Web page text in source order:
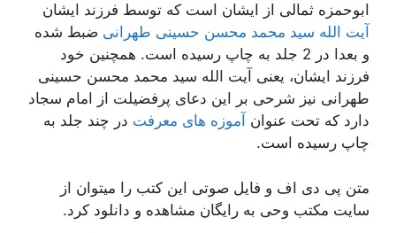
ابوحمزه ثمالی از ایشان است که توسط فرزند ایشان
آیت الله سید محمد محسن حسینی طهرانی ضبط شده
و بعدا در 2 جلد به چاپ رسیده است. همچنین خود
فرزند ایشان، یعنی آیت الله سید محمد محسن حسینی
طهرانی نیز شرحی بر این دعای پرفضیلت از امام سجاد
دارد که تحت عنوان آموزه های معرفت در چند جلد به
چاپ رسیده است.
متن پی دی اف و فایل صوتی این کتب را میتوان از
سایت مکتب وحی به رایگان مشاهده و دانلود کرد.